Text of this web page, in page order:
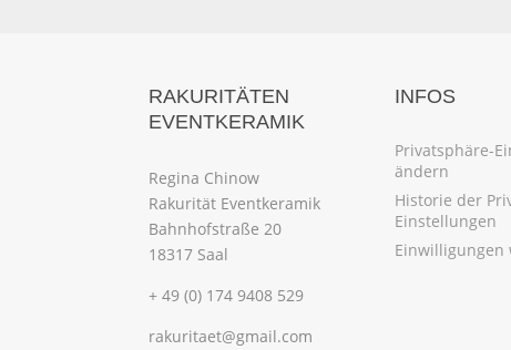
RAKURITÄTEN
EVENTKERAMIK
Regina Chinow
Rakurität Eventkeramik
Bahnhofstraße 20
18317 Saal
+ 49 (0) 174 9408 529
rakuritaet@gmail.com
INFOS
Privatsphäre-
ändern
Historie der
Einstellungen
Einwilligungen